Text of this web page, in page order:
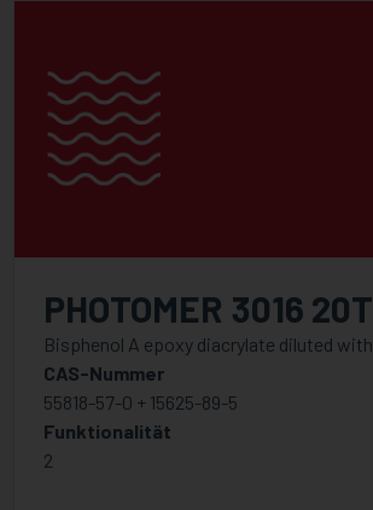
PHOTOMER 3016 20T
Bisphenol A epoxy diacrylate diluted
CAS-Nummer
55818-57-0 + 15625-89-5
Funktionalität
2